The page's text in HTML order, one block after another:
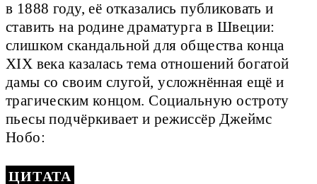
в 1888 году, её отказались публиковать и
ставить на родине драматурга в Швеции:
слишком скандальной для общества конца
XIX века казалась тема отношений богатой
дамы со своим слугой, усложнённая ещё и
трагическим концом. Социальную остроту
пьесы подчёркивает и режиссёр Джеймс
Нобо: